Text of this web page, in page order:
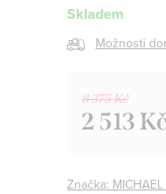
Skladem
Možnosti
8 375 Kč
2 513 Kč
Značka: